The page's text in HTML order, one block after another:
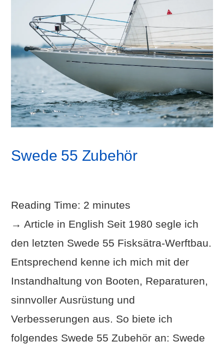
VIEW POST
Swede 55 Zubehör
Reading Time: 2 minutes
→ Article in English Seit 1980 segle ich
den letzten Swede 55 Fisksätra-Werftbau.
Entsprechend kenne ich mich mit der
Instandhaltung von Booten, Reparaturen,
sinnvoller Ausrüstung und
Verbesserungen aus. So biete ich
folgendes Swede 55 Zubehör an: Swede